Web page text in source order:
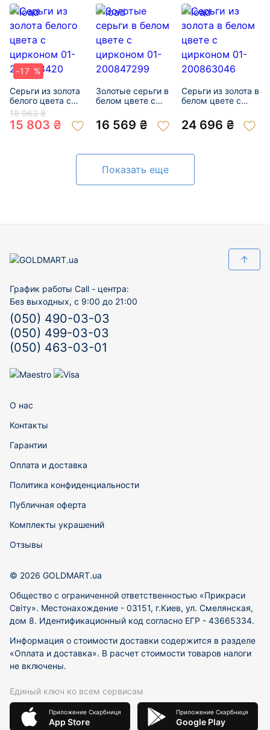
-17 %
Серьги из золота
белого цвета с
цирконом 01-
200788420
18 963 ₴
15 803 ₴
Золотые серьги в
белом цвете с
200847299
16 569 ₴
Серьги из золота в
белом цвете с
200863046
24 696 ₴
Показать еще
↑
График работы Call - центра:
Без выходных, с 9:00 до 21:00
(050) 490-03-03
(050) 499-03-03
(050) 463-03-01
О нас
Контакты
Гарантии
Оплата и доставка
Политика конфиденциальности
Публичная оферта
Комплекты украшений
Отзывы
© 2026 GOLDMART.ua
Общество с ограниченной ответственностью «Прикраси
Світу». Местонахождение - 03151, г.Киев, ул. Смелянская,
дом 8. Идентификационный код согласно ЕГР - 43665334.
Информация о стоимости доставки содержится в разделе
«Оплата и доставка». В расчет стоимости товаров налоги
не включены.
Единый ключ ко всем сервисам
Приложение Скарбниця
App Store
Приложение Скарбниця
Google Play